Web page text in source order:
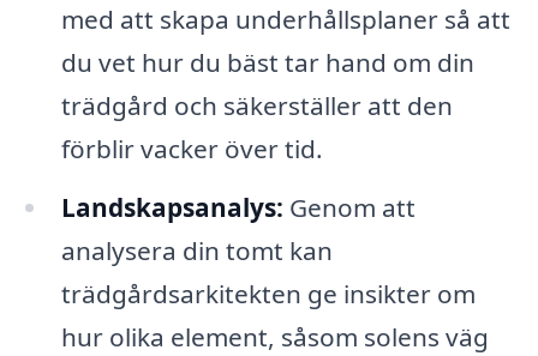
med att skapa underhållsplaner så att
du vet hur du bäst tar hand om din
trädgård och säkerställer att den
förblir vacker över tid.
Landskapsanalys: Genom att
analysera din tomt kan
trädgårdsarkitekten ge insikter om
hur olika element, såsom solens väg